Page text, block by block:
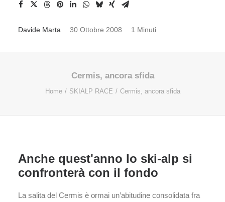
Davide Marta 30 Ottobre 2008 1 Minuti
Cermis, ancora sfida
Home SKIALP RACE Cermis, ancora sfida
Anche quest'anno lo ski-alp si
confronterà con il fondo
La salita del Cermis è ormai un’abitudine consolidata fra